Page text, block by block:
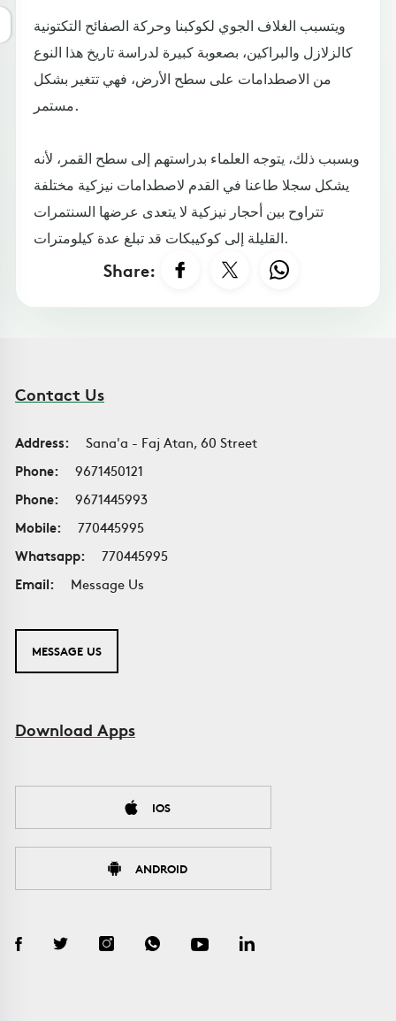
ويتسبب الغلاف الجوي لكوكبنا وحركة الصفائح التكتونية
كالزلازل والبراكين، بصعوبة كبيرة لدراسة تاريخ هذا النوع
من الاصطدامات على سطح الأرض، فهي تتغير بشكل
مستمر.
وبسبب ذلك، يتوجه العلماء بدراستهم إلى سطح القمر، لأنه
يشكل سجلا طاعنا في القدم لاصطدامات نيزكية مختلفة
تتراوح بين أحجار نيزكية لا يتعدى عرضها السنتمرات
القليلة إلى كوكيبكات قد تبلغ عدة كيلومترات.
Share:
Contact Us
Address:
Sana'a - Faj Atan, 60 Street
Phone:
9671450121
Phone:
9671445993
Mobile:
770445995
Whatsapp:
770445995
Email:
Message Us
MESSAGE US
Download Apps
IOS
ANDROID